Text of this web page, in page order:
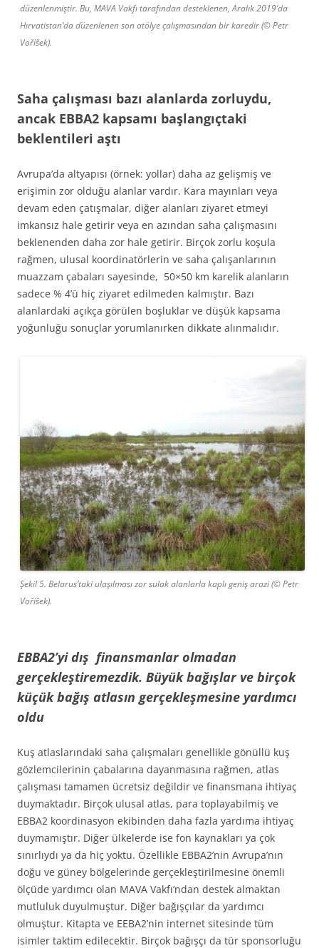
düzenlenmiştir. Bu, MAVA Vakfı tarafından desteklenen, Aralık 2019’da
Hırvatistan’da düzenlenen son atölye çalışmasından bir karedir (© Petr
Voříšek).
Saha çalışması bazı alanlarda zorluydu,
ancak EBBA2 kapsamı başlangıçtaki
beklentileri aştı
Avrupa’da altyapısı (örnek: yollar) daha az gelişmiş ve
erişimin zor olduğu alanlar vardır. Kara mayınları veya
devam eden çatışmalar, diğer alanları ziyaret etmeyi
imkansız hale getirir veya en azından saha çalışmasını
beklenenden daha zor hale getirir. Birçok zorlu koşula
rağmen, ulusal koordinatörlerin ve saha çalışanlarının
muazzam çabaları sayesinde, 50×50 km karelik alanların
sadece % 4’ü hiç ziyaret edilmeden kalmıştır. Bazı
alanlardaki açıkça görülen boşluklar ve düşük kapsama
yoğunluğu sonuçlar yorumlanırken dikkate alınmalıdır.
Şekil 5. Belarus’taki ulaşılması zor sulak alanlarla kaplı geniş arazi (© Petr
Voříšek).
EBBA2’yi dış finansmanlar olmadan
gerçekleştiremezdik. Büyük bağışlar ve birçok
küçük bağış atlasın gerçekleşmesine yardımcı
oldu
Kuş atlaslarındaki saha çalışmaları genellikle gönüllü kuş
gözlemcilerinin çabalarına dayanmasına rağmen, atlas
çalışması tamamen ücretsiz değildir ve finansmana ihtiyaç
duymaktadır. Birçok ulusal atlas, para toplayabilmiş ve
EBBA2 koordinasyon ekibinden daha fazla yardıma ihtiyaç
duymamıştır. Diğer ülkelerde ise fon kaynakları ya çok
sınırlıydı ya da hiç yoktu. Özellikle EBBA2’nin Avrupa’nın
doğu ve güney bölgelerinde gerçekleştirilmesine önemli
ölçüde yardımcı olan MAVA Vakfı’ndan destek almaktan
mutluluk duyulmuştur. Diğer bağışçılar da yardımcı
olmuştur. Kitapta ve EEBA2’nin internet sitesinde tüm
isimler taktim edilecektir. Birçok bağışçı da tür sponsorluğu